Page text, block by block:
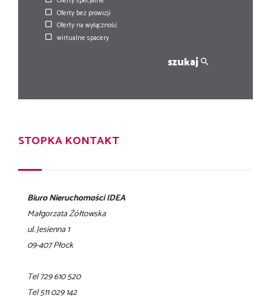
Oferty bez prowizji
Oferty na wyłączność
wirtualne spacery
szukaj
STOPKA KONTAKT
Biuro Nieruchomości IDEA
Małgorzata Żółtowska
ul. Jesienna 1
09-407 Płock
Tel 729 610 520
Tel ‎511 029 142